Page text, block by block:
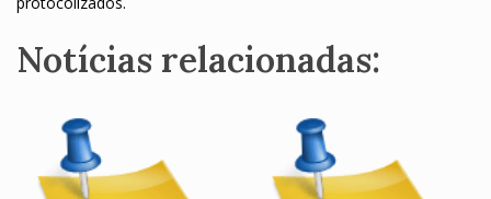
Notícias relacionadas: